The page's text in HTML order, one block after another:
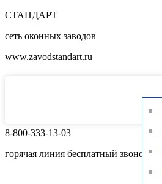
СТАНДАРТ
сеть оконных заводов
www.zavodstandart.ru
8-800-333-13-03
горячая линия бесплатный звонок